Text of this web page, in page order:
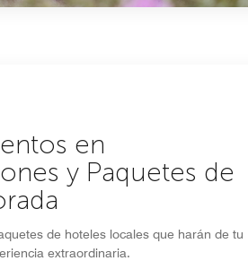
en
y Paquetes de
de hoteles locales que harán de tu
extraordinaria.